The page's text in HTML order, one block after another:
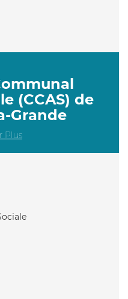
(CCAS) de
Grande
Plus